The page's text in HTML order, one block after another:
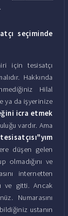
seçiminde
için tesisatçı
Hakkında
Hilal
ya da işyerinize
icra etmek
vardır. Ama
düşen gelen
olmadığını ve
internetten
ve gitti. Ancak
Numarasını
ustanın